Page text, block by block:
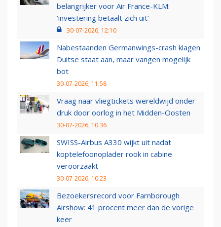
belangrijker voor Air France-KLM:
‘investering betaalt zich uit’
30-07-2026, 12:10
Nabestaanden Germanwings-crash klagen
Duitse staat aan, maar vangen mogelijk
bot
30-07-2026, 11:58
Vraag naar vliegtickets wereldwijd onder
druk door oorlog in het Midden-Oosten
30-07-2026, 10:36
SWISS-Airbus A330 wijkt uit nadat
koptelefoonoplader rook in cabine
veroorzaakt
30-07-2026, 10:23
Bezoekersrecord voor Farnborough
Airshow: 41 procent meer dan de vorige
keer